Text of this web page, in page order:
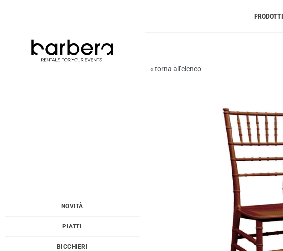
contenuto
NOVITÀ
PIATTI
BICCHIERI
PRODOTTI
« torna all’elenco